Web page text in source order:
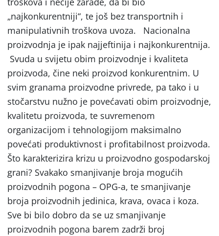
„najkonkurentniji“, te još bez transportnih i
manipulativnih troškova uvoza. Nacionalna
proizvodnja je ipak najjeftinija i najkonkurentnija.
Svuda u svijetu obim proizvodnje i kvaliteta
proizvoda, čine neki proizvod konkurentnim. U
svim granama proizvodne privrede, pa tako i u
stočarstvu nužno je povećavati obim proizvodnje,
kvalitetu proizvoda, te suvremenom
organizacijom i tehnologijom maksimalno
povećati produktivnost i profitabilnost proizvoda.
Što karakterizira krizu u proizvodno gospodarskoj
grani? Svakako smanjivanje broja mogućih
proizvodnih pogona – OPG-a, te smanjivanje
broja proizvodnih jedinica, krava, ovaca i koza.
Sve bi bilo dobro da se uz smanjivanje
proizvodnih pogona barem zadrži broj